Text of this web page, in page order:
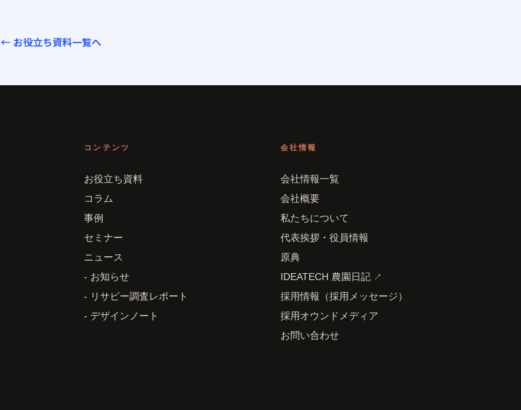
← お役立ち資料一覧へ
コンテンツ
お役立ち資料
コラム
事例
セミナー
ニュース
- お知らせ
- リサピー調査レポート
- デザインノート
会社情報
会社情報一覧
会社概要
私たちについて
代表挨拶・役員情報
原典
IDEATECH 農園日記 ↗
採用情報（採用メッセージ）
採用オウンドメディア
お問い合わせ